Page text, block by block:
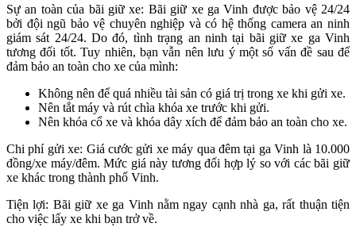
Sự an toàn của bãi giữ xe: Bãi giữ xe ga Vinh được bảo vệ 24/24
bởi đội ngũ bảo vệ chuyên nghiệp và có hệ thống camera an ninh
giám sát 24/24. Do đó, tình trạng an ninh tại bãi giữ xe ga Vinh
tương đối tốt. Tuy nhiên, bạn vẫn nên lưu ý một số vấn đề sau để
đảm bảo an toàn cho xe của mình:
Không nên để quá nhiều tài sản có giá trị trong xe khi gửi xe.
Nên tắt máy và rút chìa khóa xe trước khi gửi.
Nên khóa cổ xe và khóa dây xích để đảm bảo an toàn cho xe.
Chi phí gửi xe: Giá cước gửi xe máy qua đêm tại ga Vinh là 10.000
đồng/xe máy/đêm. Mức giá này tương đối hợp lý so với các bãi giữ
xe khác trong thành phố Vinh.
Tiện lợi: Bãi giữ xe ga Vinh nằm ngay cạnh nhà ga, rất thuận tiện
cho việc lấy xe khi bạn trở về.